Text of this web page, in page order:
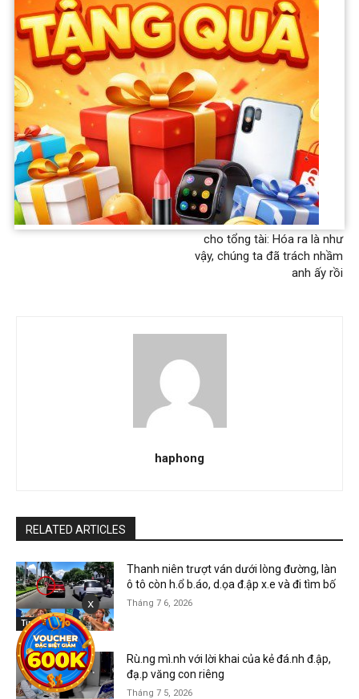
Previous article
Diễn viên Lan Phương trở lại
phim giờ vàng VTV: Nói 1 câu
sau khi l:y h:ôn chồng Tây
khiến ai cũng nể
Next article
Cái kết cực đắng dành cho
anh chàng ‘thư ký’ vụ đ:ánh
người quán cà phê, lời khai
ban đầu khiến ai cũng xót xa
cho tổng tài: Hóa ra là như
vậy, chúng ta đã trách nhầm
anh ấy rồi
haphong
RELATED ARTICLES
Tin tức
Thanh niên trượt ván dưới lòng đường, làn
ô tô còn h.ổ b.áo, d.ọa đ.ập x.e và đi tìm bố
Tháng 7 6, 2026
Rù.ng mì.nh với lời khai của kẻ đá.nh đ.ập,
đạ.p văng con riêng
Tháng 7 5, 2026
x